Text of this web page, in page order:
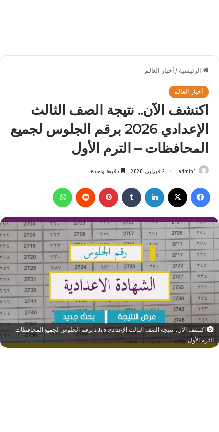
الرئيسية / أخبار العالم
أخبار العالم
اكتشف الآن.. نتيجة الصف الثالث
الإعدادي 2026 برقم الجلوس لجميع
المحافظات – الترم الأول
admin1 2 فبراير، 2026 دقيقة واحدة
فيسبوك لينكدإن بينتيريست
اكتشف الآن.. نتيجة الصف الثالث الإعدادي 2026 برقم الجلوس لجميع المحافظات –
الترم الأول